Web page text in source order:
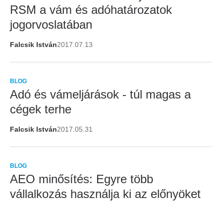
RSM a vám és adóhatározatok
jogorvoslatában
Falcsik István2017.07.13
BLOG
Adó és vámeljárások - túl magas a
cégek terhe
Falcsik István2017.05.31
BLOG
AEO minősítés: Egyre több
vállalkozás használja ki az előnyöket